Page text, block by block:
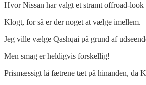
Hvor Nissan har valgt et stramt offroad-
Klogt, for så er der noget at vælge imellem.
Jeg ville vælge Qashqai på grund af
Men smag er heldigvis forskellig!
Prismæssigt lå fætrene tæt på hinanden, da